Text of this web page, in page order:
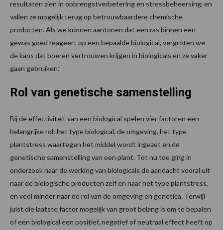
resultaten zien in opbrengstverbetering en stressbeheersing, en
vallen ze mogelijk terug op betrouwbaardere chemische
producten. Als we kunnen aantonen dat een ras binnen een
gewas goed reageert op een bepaalde biological, vergroten we
de kans dat boeren vertrouwen krijgen in biologicals en ze vaker
gaan gebruiken.”
Rol van genetische samenstelling
Bij de effectiviteit van een biological spelen vier factoren een
belangrijke rol: het type biological, de omgeving, het type
plantstress waartegen het middel wordt ingezet en de
genetische samenstelling van een plant. Tot nu toe ging in
onderzoek naar de werking van biologicals de aandacht vooral uit
naar de biologische producten zelf en naar het type plantstress,
en veel minder naar de rol van de omgeving en genetica. Terwijl
juist die laatste factor mogelijk van groot belang is om te bepalen
of een biological een positief, negatief of neutraal effect heeft op